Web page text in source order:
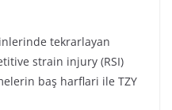
tekrarlayan
strain injury (RSI)
baş harflari ile TZY